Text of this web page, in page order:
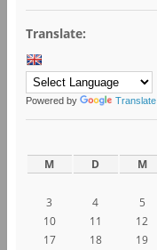
Translate:
Powered by Translate
M D M
3
4 5
10
11 12
17
18 19